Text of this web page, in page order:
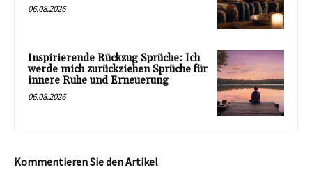
06.08.2026
Inspirierende Rückzug Sprüche: Ich
werde mich zurückziehen Sprüche für
innere Ruhe und Erneuerung
06.08.2026
Kommentieren Sie den Artikel